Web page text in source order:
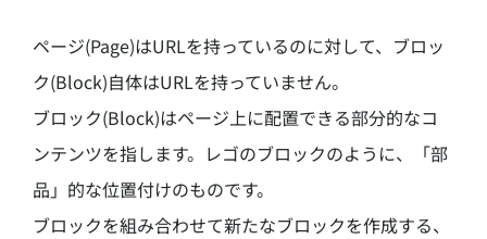
ページ(Page)はURLを持っているのに対して、ブロッ
ク(Block)自体はURLを持っていません。
ブロック(Block)はページ上に配置できる部分的なコ
ンテンツを指します。レゴのブロックのように、「部
品」的な位置付けのものです。
ブロックを組み合わせて新たなブロックを作成する、